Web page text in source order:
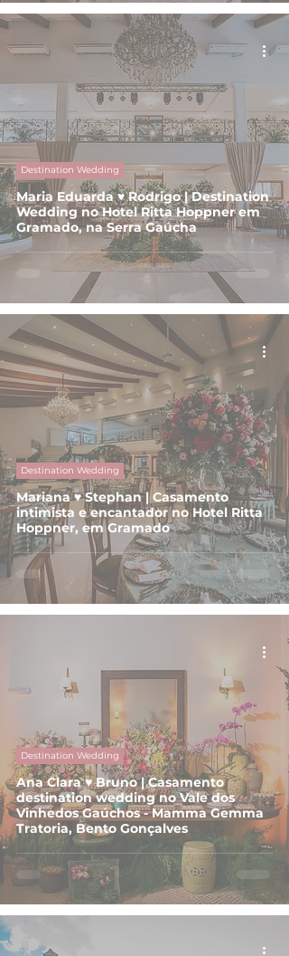
Maria Eduarda ♥ Rodrigo | Destination
Wedding no Hotel Ritta Hoppner em
Gramado, na Serra Gaúcha
Destination Wedding
Mariana ♥ Stephan | Casamento
intimista e encantador no Hotel Ritta
Hoppner, em Gramado
Destination Wedding
Ana Clara ♥ Bruno | Casamento
destination wedding no Vale dos
Vinhedos Gaúchos - Mamma Gemma
Tratoria, Bento Gonçalves
Destination Wedding